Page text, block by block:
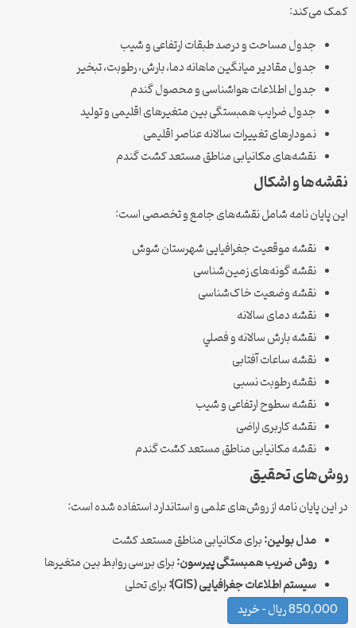
کمک می‌کند:
جدول مساحت و درصد طبقات ارتفاعی و شیب
جدول مقادیر میانگین ماهانه دما، بارش، رطوبت، تبخیر
جدول اطلاعات هواشناسی و محصول گندم
جدول ضرایب همبستگی بین متغیرهای اقلیمی و تولید
نمودارهای تغییرات سالانه عناصر اقلیمی
نقشه‌های مکانیابی مناطق مستعد کشت گندم
نقشه‌ها و اشکال
این پایان نامه شامل نقشه‌های جامع و تخصصی است:
نقشه موقعیت جغرافیایی شهرستان شوش
نقشه گونه‌های زمین‌شناسی
نقشه وضعیت خاک‌شناسی
نقشه دمای سالانه
نقشه بارش سالانه و فصلي
نقشه ساعات آفتابی
نقشه رطوبت نسبی
نقشه سطوح ارتفاعی و شیب
نقشه کاربری اراضی
نقشه مکانیابی مناطق مستعد کشت گندم
روش‌های تحقیق
در این پایان نامه از روش‌های علمی و استاندارد استفاده شده است:
مدل بولین:برای مکانیابی مناطق مستعد کشت
روش ضریب همبستگی پیرسون:برای بررسی روابط بین متغیرها
سیستم اطلاعات جغرافیایی (GIS):
برای تحلی
850,000 ریال – خرید